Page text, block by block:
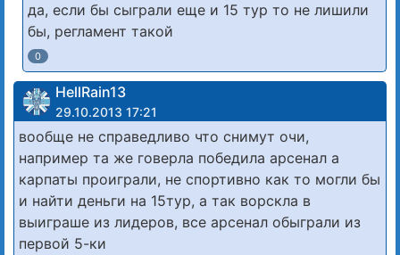
да, если бы сыграли еще и 15 тур то не лишили
бы, регламент такой
0
HellRain13
29.10.2013 17:21
вообще не справедливо что снимут очи,
например та же говерла победила арсенал а
карпаты проиграли, не спортивно как то могли бы
и найти деньги на 15тур, а так ворскла в
выиграше из лидеров, все арсенал обыграли из
первой 5-ки